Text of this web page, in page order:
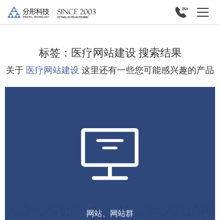
标签： 医疗网站建设 搜索结果
关于 医疗网站建设 这里还有一些您可能感兴趣的产品
网站、网站群